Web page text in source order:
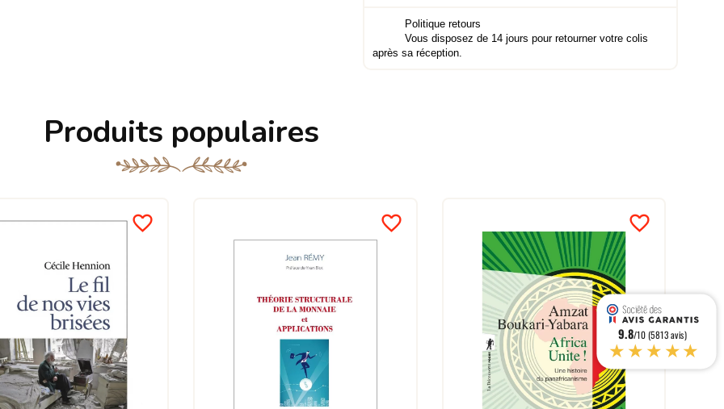
Politique retours
Vous disposez de 14 jours pour retourner votre colis
après sa réception.
Produits populaires
favorite_border favorite_border favorite_border
9.8/10 (5813 avis)
★★★★★